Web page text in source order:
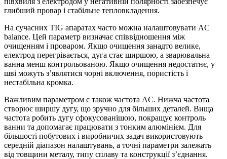
глибший провар і стабільне тепловкладення.
На сучасних TIG апаратах часто можна налаштовувати AC
balance. Цей параметр визначає співвідношення між
очищенням і проваром. Якщо очищення занадто велике,
електрод перегрівається, дуга стає ширшою, а зварювальна
ванна менш контрольованою. Якщо очищення недостатнє, у
шві можуть з’являтися чорні включення, пористість і
нестабільна кромка.
Важливим параметром є також частота AC. Нижча частота
створює ширшу дугу, що зручно для більших деталей. Вища
частота робить дугу сфокусованішою, покращує контроль
ванни та допомагає працювати з тонким алюмінієм. Для
більшості побутових і виробничих задач використовують
середній діапазон налаштувань, а точні параметри залежать
від товщини металу, типу сплаву та конструкції з’єднання.